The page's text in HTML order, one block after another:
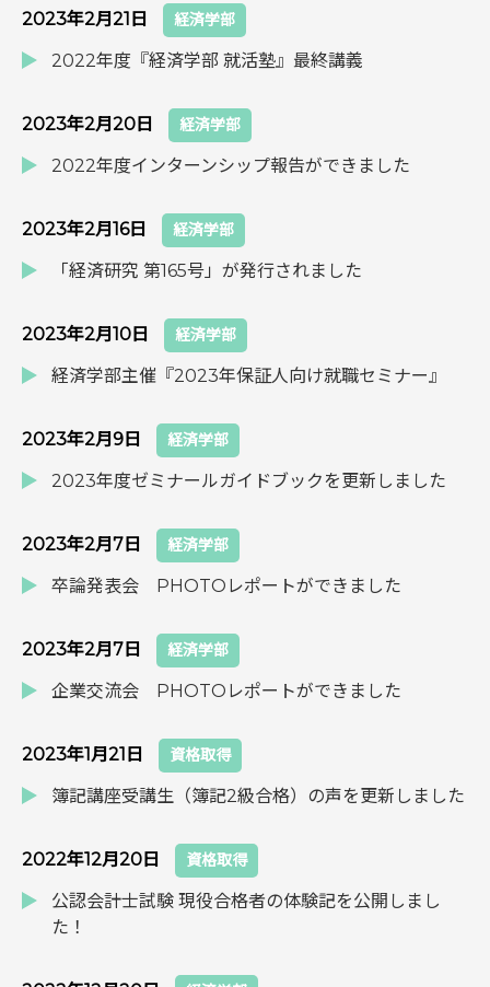
2023年2月21日 経済学部
2022年度『経済学部 就活塾』最終講義
2023年2月20日 経済学部
2022年度インターンシップ報告ができました
2023年2月16日 経済学部
「経済研究 第165号」が発行されました
2023年2月10日 経済学部
経済学部主催『2023年保証人向け就職セミナー』
2023年2月9日 経済学部
2023年度ゼミナールガイドブックを更新しました
2023年2月7日 経済学部
卒論発表会 PHOTOレポートができました
2023年2月7日 経済学部
企業交流会 PHOTOレポートができました
2023年1月21日 資格取得
簿記講座受講生（簿記2級合格）の声を更新しました
2022年12月20日 資格取得
公認会計士試験 現役合格者の体験記を公開しまし
た！